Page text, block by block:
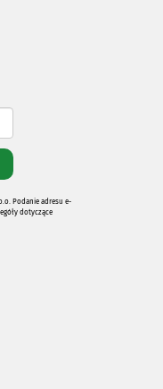
Podanie adresu e-
dotyczące